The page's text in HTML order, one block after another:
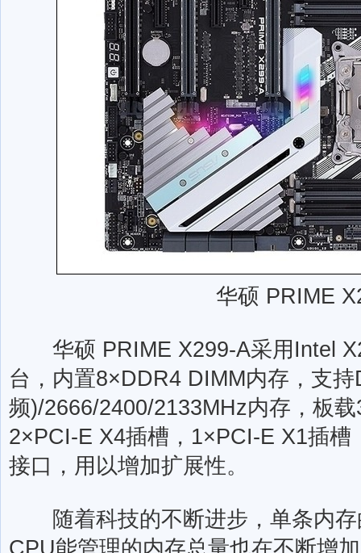
华硕 PRIME
华硕 PRIME X299-A采用Intel
台，内置8×DDR4 DIMM内存，支
频)/2666/2400/2133MHz内存，板
2×PCI-E X4插槽，1×PCI-E X1插槽
接口，用以增加扩展性。
随着科技的不断进步，单条内存
CPU能管理的内存总量也在不断增